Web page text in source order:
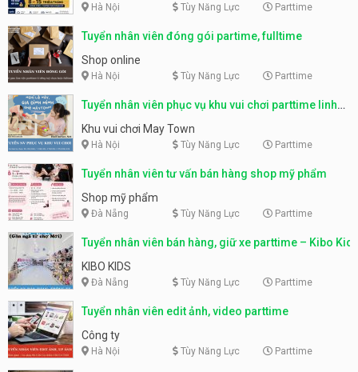
Hà Nội Tùy Năng Lực Parttime
Tuyển nhân viên đóng gói partime, fulltime
Shop online
Hà Nội Tùy Năng Lực Parttime
Tuyển nhân viên phục vụ khu vui chơi parttime linh
động
Khu vui chơi May Town
Hà Nội Tùy Năng Lực Parttime
Tuyển nhân viên tư vấn bán hàng shop mỹ phẩm
Shop mỹ phẩm
Đà Nẵng Tùy Năng Lực Parttime
Tuyển nhân viên bán hàng, giữ xe parttime – Kibo Kid
KIBO KIDS
Đà Nẵng Tùy Năng Lực Parttime
Tuyển nhân viên edit ảnh, video parttime
Công ty
Hà Nội Tùy Năng Lực Parttime